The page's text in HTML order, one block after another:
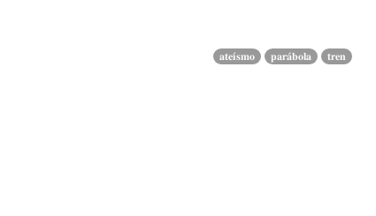
ateísmo parábola tren